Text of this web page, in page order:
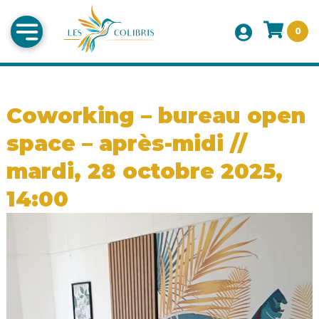
0
Coworking – bureau open
space – après-midi //
mardi, 28 octobre 2025,
14:00